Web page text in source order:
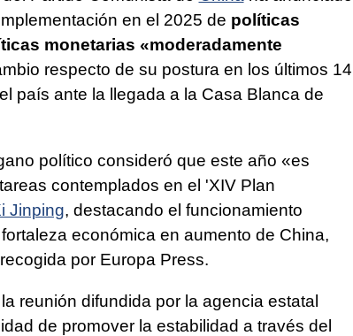
en el 2025 de políticas
monetarias «moderadamente
respecto de su postura en los últimos 14
país ante la llegada a la Casa Blanca de
político consideró que este año «es
contemplados en el 'XIV Plan
Jinping, destacando el funcionamiento
económica en aumento de China,
por Europa Press.
reunión difundida por la agencia estatal
de promover la estabilidad a través del